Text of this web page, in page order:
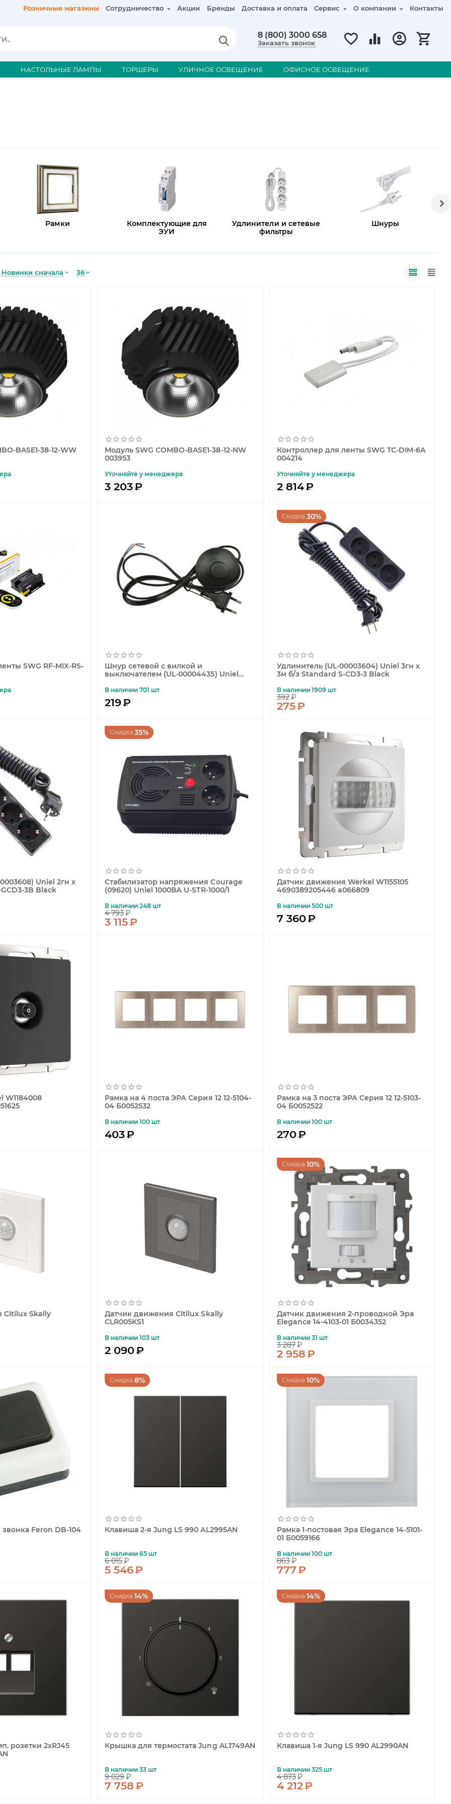
Розничные магазины Сотрудничество Акции Бренды Доставка и оплата Сервис О компании Контакты
8 (800) 3000 658
Заказать звонок
НАСТОЛЬНЫЕ ЛАМПЫ ТОРШЕРЫ УЛИЧНОЕ ОСВЕЩЕНИЕ ОФИСНОЕ ОСВЕЩЕНИЕ
Рамки
Комплектующие для
ЭУИ
Удлинители и сетевые
фильтры
Шнуры
Новинки сначала 36
BASE1-38-12-WW
Модуль SWG COMBO-BASE1-38-12-NW
003953
Уточняйте у менеджера
3 203₽
Контроллер для ленты SWG TC-DIM-6A
004214
Уточняйте у менеджера
2 814₽
SWG RF-MIX-RS-
Шнур сетевой с вилкой и
выключателем (UL-00004435) Uniel
В наличии 701 шт
219₽
Скидка 30%
Удлинитель (UL-00003604) Uniel 3гн х
3м б/з Standard S-CD3-3 Black
В наличии 1909 шт
392₽
275₽
Uniel 2гн х
3B Black
Скидка 35%
Стабилизатор напряжения Courage
(09620) Uniel 1000ВА U-STR-1000/1
В наличии 248 шт
4 793₽
3 115₽
Датчик движения Werkel W1155105
4690389205446 a066809
В наличии 500 шт
7 360₽
W1184008
Рамка на 4 поста ЭРА Серия 12 12-5104-
04 Б0052532
В наличии 100 шт
403₽
Рамка на 3 поста ЭРА Серия 12 12-5103-
04 Б0052522
В наличии 100 шт
270₽
Citilux Skally
Датчик движения Citilux Skally
CLR005KS1
В наличии 103 шт
2 090₽
Скидка 10%
Датчик движения 2-проводной Эра
Elegance 14-4103-01 Б0034352
В наличии 31 шт
3 287₽
2 958₽
Feron DB-104
Скидка 8%
Клавиша 2-я Jung LS 990 AL2995AN
В наличии 65 шт
6 015₽
5 546₽
Скидка 10%
Рамка 1-постовая Эра Elegance 14-5101-
01 Б0059166
В наличии 100 шт
863₽
777₽
розетки 2хRJ45
Скидка 14%
Крышка для термостата Jung AL1749AN
В наличии 33 шт
9 029₽
7 758₽
Скидка 14%
Клавиша 1-я Jung LS 990 AL2990AN
В наличии 325 шт
4 873₽
4 212₽